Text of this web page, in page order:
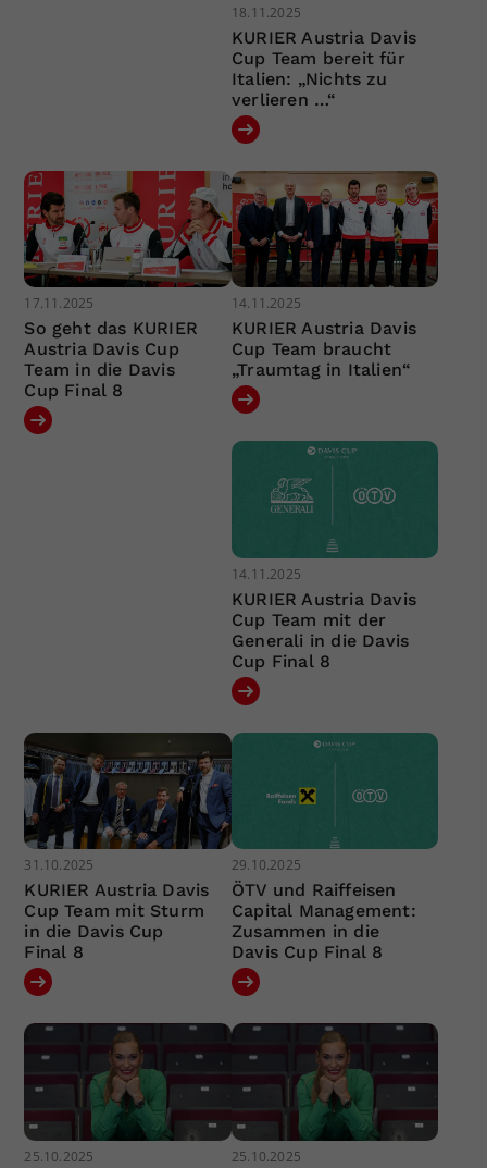
18.11.2025
KURIER Austria Davis
Cup Team bereit für
Italien: „Nichts zu
verlieren …“
17.11.2025
So geht das KURIER
Austria Davis Cup
Team in die Davis
Cup Final 8
14.11.2025
KURIER Austria Davis
Cup Team braucht
„Traumtag in Italien“
14.11.2025
KURIER Austria Davis
Cup Team mit der
Generali in die Davis
Cup Final 8
31.10.2025
KURIER Austria Davis
Cup Team mit Sturm
in die Davis Cup
Final 8
29.10.2025
ÖTV und Raiffeisen
Capital Management:
Zusammen in die
Davis Cup Final 8
25.10.2025 25.10.2025